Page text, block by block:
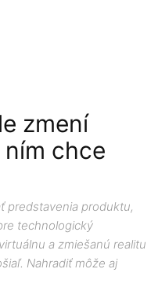
zmení
ním chce
predstavenia produktu,
technologický
a zmiešanú realitu
Nahradiť môže aj